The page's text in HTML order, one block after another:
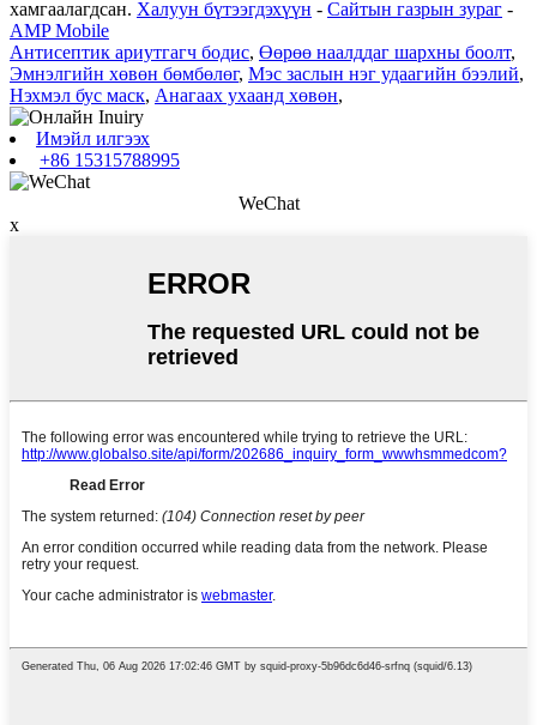
хамгаалагдсан. Халуун бүтээгдэхүүн - Сайтын газрын зураг -
AMP Mobile
Антисептик ариутгагч бодис, Өөрөө наалддаг шархны боолт,
Эмнэлгийн хөвөн бөмбөлөг, Мэс заслын нэг удаагийн бээлий,
Нэхмэл бус маск, Анагаах ухаанд хөвөн,
Имэйл илгээх
+86 15315788995
WeChat
x